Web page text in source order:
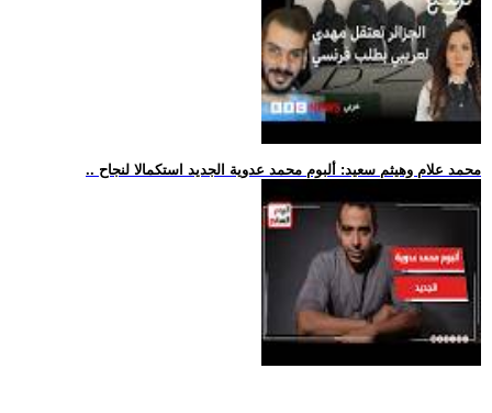
.. محمد علام وهيثم سعيد: ألبوم محمد عدوية الجديد استكمالا لنجاح